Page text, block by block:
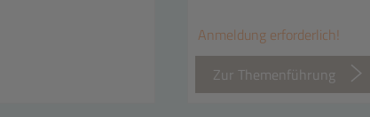
Anmeldung erforderlich!
Zur Themenführung